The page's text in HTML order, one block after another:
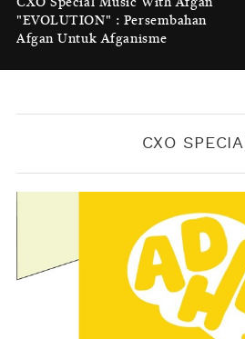
'Benteng
Melindungi
BYKONTRIBUTOR
CXO Special Music With Afgan
"EVOLUTION" : Persembahan
Afgan Untuk Afganisme
CXO